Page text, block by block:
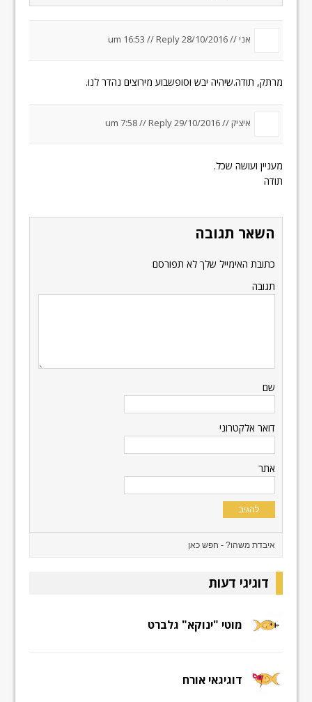
אני //28/10/2016 um 16:53
//Reply
מרתק, תודה.שיהיה יבש וסופשבוע מירוצים נהדר לנו.
איציק //29/10/2016 um 7:58
//Reply
מעניין ועושה שכל.
תודה
השאר תגובה
כתובת האימייל שלך לא תפורסם
תגובה
שם
דואר אלקטרוני
אתר
דוגיגי דעות
מוטי "ינוקא" גלברט
דוגיגאי אורח